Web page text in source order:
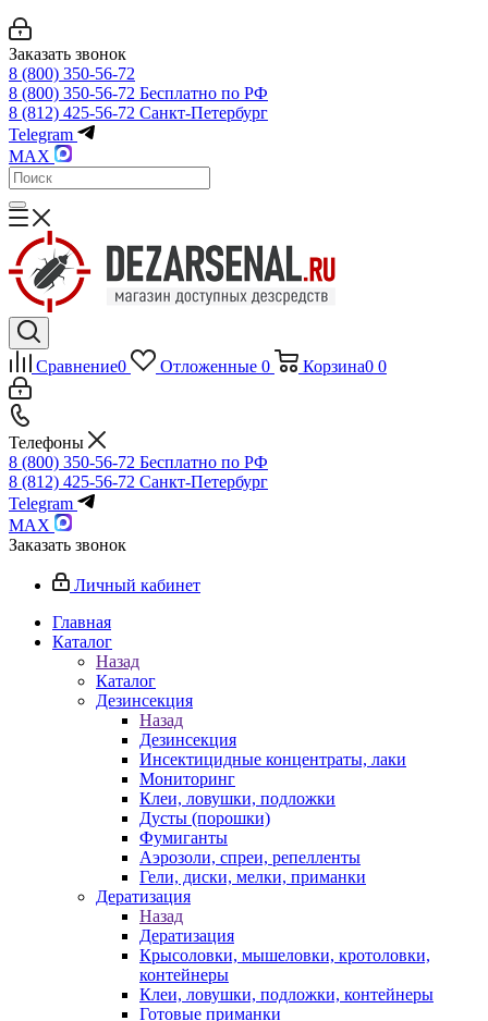
Заказать звонок
8 (800) 350-56-72
8 (800) 350-56-72 Бесплатно по РФ
8 (812) 425-56-72 Санкт-Петербург
Telegram
MAX
Сравнение0 Отложенные 0 Корзина0 0
Телефоны
8 (800) 350-56-72 Бесплатно по РФ
8 (812) 425-56-72 Санкт-Петербург
Telegram
MAX
Заказать звонок
Личный кабинет
Главная
Каталог
Назад
Каталог
Дезинсекция
Назад
Дезинсекция
Инсектицидные концентраты, лаки
Мониторинг
Клеи, ловушки, подложки
Дусты (порошки)
Фумиганты
Аэрозоли, спреи, репелленты
Гели, диски, мелки, приманки
Дератизация
Назад
Дератизация
Крысоловки, мышеловки, кротоловки,
контейнеры
Клеи, ловушки, подложки, контейнеры
Готовые приманки